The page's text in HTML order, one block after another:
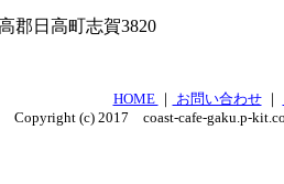
郡日高町志賀3820
HOME ｜ お問い合わせ｜
Copyright (c) 2017 coast-cafe-gaku.p-